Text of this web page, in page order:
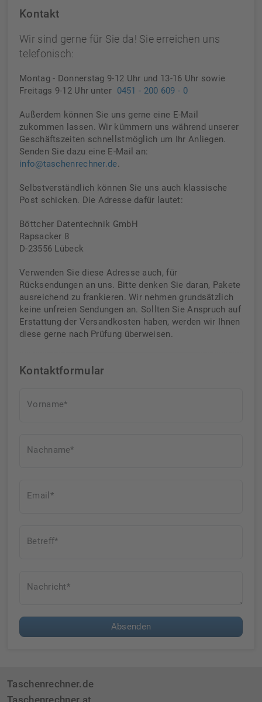
Kontakt
Wir sind gerne für Sie da! Sie erreichen uns
telefonisch:
Montag - Donnerstag 9-12 Uhr und 13-16 Uhr sowie
Freitags 9-12 Uhr unter 0451 - 200 609 - 0
Außerdem können Sie uns gerne eine E-Mail
zukommen lassen. Wir kümmern uns während unserer
Geschäftszeiten schnellstmöglich um Ihr Anliegen.
Senden Sie dazu eine E-Mail an:
info@taschenrechner.de.
Selbstverständlich können Sie uns auch klassische
Post schicken. Die Adresse dafür lautet:
Böttcher Datentechnik GmbH
Rapsacker 8
D-23556 Lübeck
Verwenden Sie diese Adresse auch, für
Rücksendungen an uns. Bitte denken Sie daran, Pakete
ausreichend zu frankieren. Wir nehmen grundsätzlich
keine unfreien Sendungen an. Sollten Sie Anspruch auf
Erstattung der Versandkosten haben, werden wir Ihnen
diese gerne nach Prüfung überweisen.
Kontaktformular
Vorname*
Nachname*
Email*
Betreff*
Nachricht*
Absenden
Taschenrechner.de